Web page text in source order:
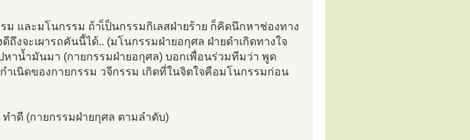
ม และมโนกรรม ถ้าเ็ป็นกรรมกิเลสฝ่ายร้าย ก็คิดนึกหาช่องทาง
ถึงจะเผารถคันนี้ได้.. (มโนกรรมฝ่ายอกุศล ฝ่ายดำเกิดทางใจ
หาน้ำมันมา (กายกรรมฝ่ายอกุศล) บอกเพื่อนร่วมทีมว่า พูด
ำเนิดของกายกรรม วจีกรรม เกิดที่ในจิตใจคือมโนกรรมก่อน
ำดี (กายกรรมฝ่ายกุศล ตามลำดับ)